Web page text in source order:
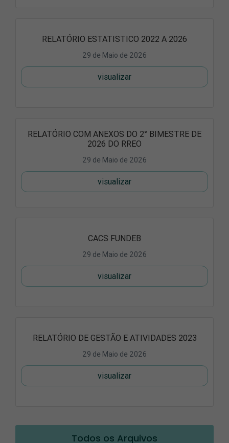
RELATÓRIO ESTATISTICO 2022 A 2026
29 de Maio de 2026
visualizar
RELATÓRIO COM ANEXOS DO 2° BIMESTRE DE
2026 DO RREO
29 de Maio de 2026
visualizar
CACS FUNDEB
29 de Maio de 2026
visualizar
RELATÓRIO DE GESTÃO E ATIVIDADES 2023
29 de Maio de 2026
visualizar
Todos os Arquivos